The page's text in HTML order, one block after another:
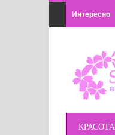
Интересно
КРАСОТА